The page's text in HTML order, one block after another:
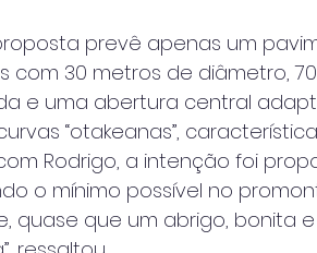
prevê apenas um
com 30 metros de diâmetro,
e uma abertura central
“otakeanas”,
Rodrigo, a intenção foi
o mínimo possível no
quase que um abrigo, bonita